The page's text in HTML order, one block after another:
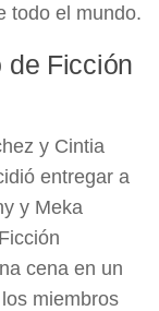
todo el mundo.
de Ficción
y Cintia
entregar a
y Meka
cena en un
miembros